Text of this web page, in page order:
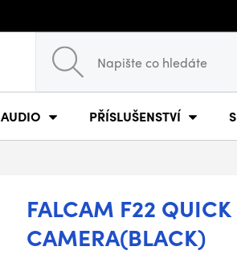
AUDIO PŘÍSLUŠENSTVÍ
FALCAM F22 QUICK
CAMERA(BLACK)